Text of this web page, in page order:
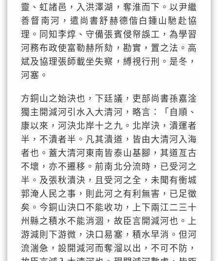
靈、虹諸邑，入洪澤湖，奪淮而下。以尹繼
善督南河，遣尚書舒赫德偕白鍾山馳赴協
理。同知李焞、守備張賓侵帑誤工，為學習
河務布政使富勒赫所劾，勘實，置之法。高
斌及協理張師載坐失察，縛視行刑。是冬，
河塞。
方銅山之始決也，下廷議，吏部尚書孫嘉淦
獨主開減河引水入大清河，略言：「自順、
康以來，河決北岸十之九。北岸決，潰運者
半，不潰者半。凡其潰道，皆由大清河入海
者也。蓋大清河東南皆泰山基腳，其道亙古
不壞，亦不遷移。前南北分流時，已受河之
半。及張秋潰決，且受河之全，未聞有衝城
郭淹人民之事，則此河之有利無害，已足徵
矣。今銅山決口不能收功，上下兩江二三十
州縣之積水不能消涸，故臣言開減河也。上
游減則下游微，決口易塞，積水早消。但河
流湍急，設開減河而奪溜以出，不可不防，